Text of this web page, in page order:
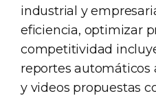
industrial y
eficiencia, optimizar
competitividad
reportes automáticos
y videos propuestas